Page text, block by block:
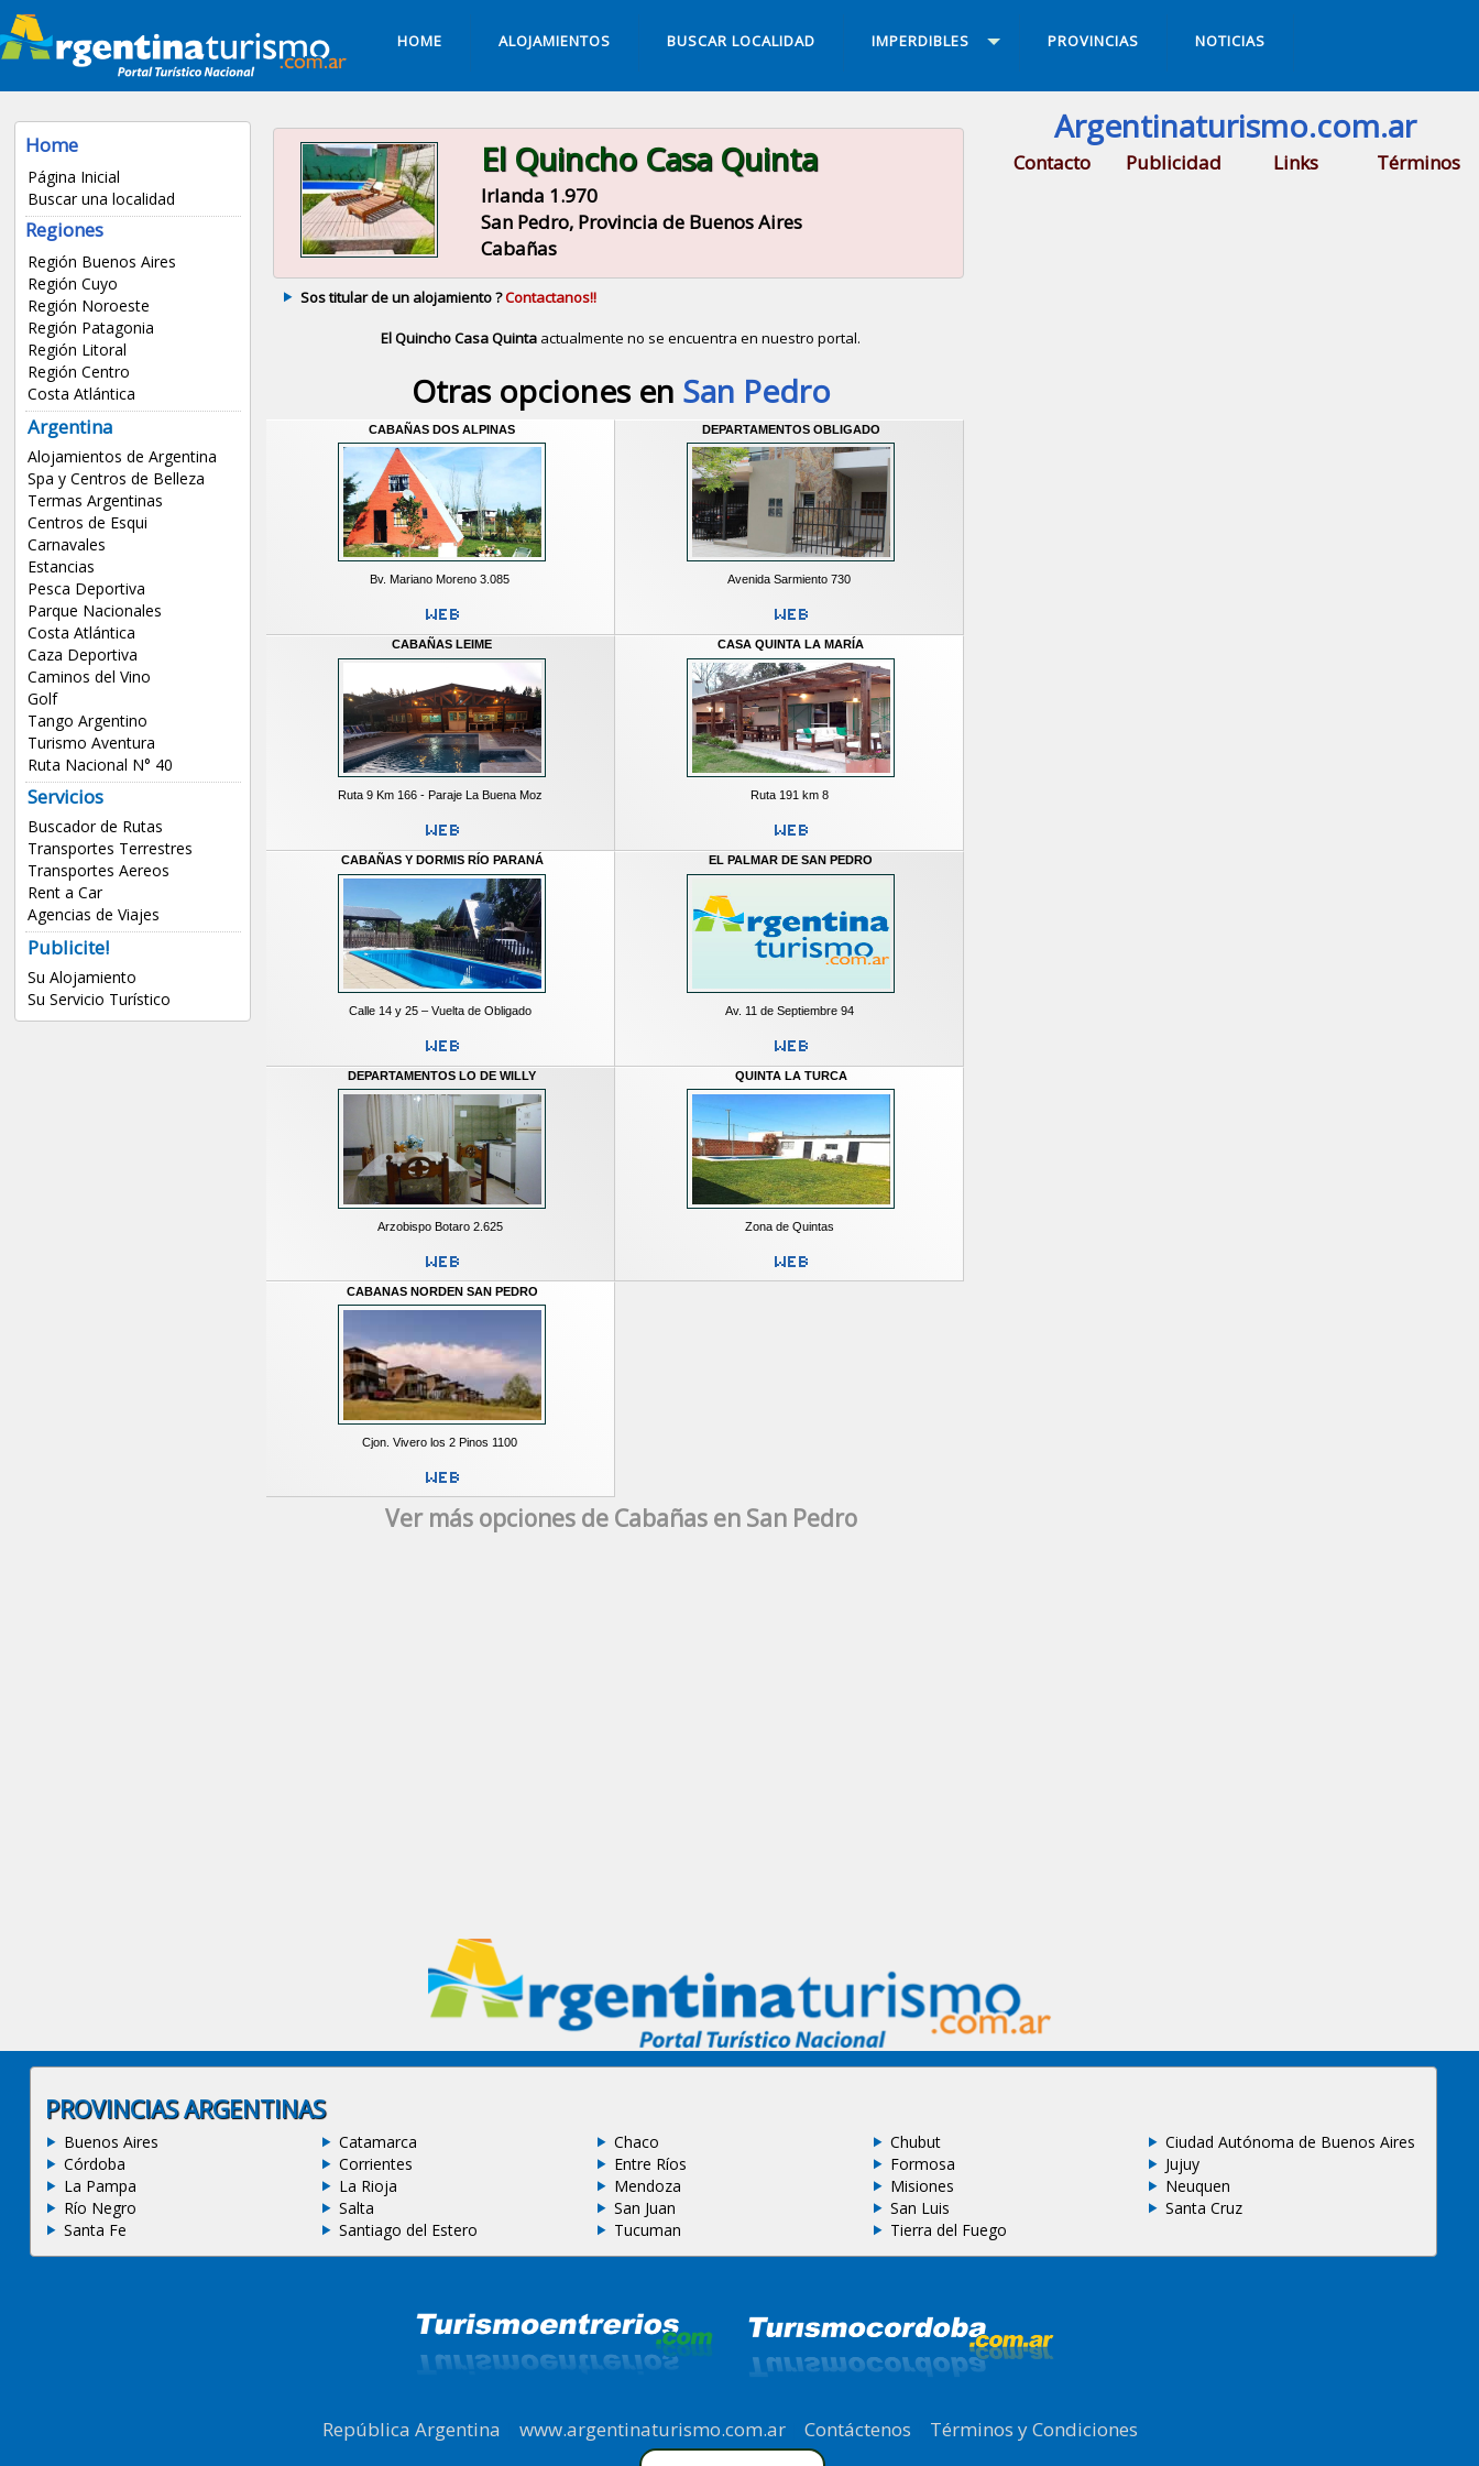
HOME ALOJAMIENTOS BUSCAR LOCALIDAD IMPERDIBLES PROVINCIAS NOTICIAS
Home
Página Inicial
Buscar una localidad
Regiones
Región Buenos Aires
Región Cuyo
Región Noroeste
Región Patagonia
Región Litoral
Región Centro
Costa Atlántica
Argentina
Alojamientos de Argentina
Spa y Centros de Belleza
Termas Argentinas
Centros de Esqui
Carnavales
Estancias
Pesca Deportiva
Parque Nacionales
Costa Atlántica
Caza Deportiva
Caminos del Vino
Golf
Tango Argentino
Turismo Aventura
Ruta Nacional N° 40
Servicios
Buscador de Rutas
Transportes Terrestres
Transportes Aereos
Rent a Car
Agencias de Viajes
Publicite!
Su Alojamiento
Su Servicio Turístico
El Quincho Casa Quinta
Irlanda 1.970
San Pedro, Provincia de Buenos Aires
Cabañas
Sos titular de un alojamiento ?Contactanos!!
El Quincho Casa Quinta actualmente no se encuentra en nuestro portal.
Otras opciones en San Pedro
CABAÑAS DOS ALPINAS
Bv. Mariano Moreno 3.085
DEPARTAMENTOS OBLIGADO
Avenida Sarmiento 730
CABAÑAS LEIME
Ruta 9 Km 166 - Paraje La Buena Moz
CASA QUINTA LA MARÍA
Ruta 191 km 8
CABAÑAS Y DORMIS RÍO PARANÁ
Calle 14 y 25 – Vuelta de Obligado
EL PALMAR DE SAN PEDRO
Av. 11 de Septiembre 94
DEPARTAMENTOS LO DE WILLY
Arzobispo Botaro 2.625
QUINTA LA TURCA
Zona de Quintas
CABANAS NORDEN SAN PEDRO
Cjon. Vivero los 2 Pinos 1100
Ver más opciones de Cabañas en San Pedro
Argentinaturismo.com.ar
Contacto Publicidad Links Términos
PROVINCIAS ARGENTINAS
Buenos Aires Catamarca Chaco Chubut
Ciudad Autónoma de Buenos Aires
Córdoba
Corrientes Entre Ríos Formosa
Jujuy
La Pampa
La Rioja Mendoza Misiones
Neuquen
Río Negro
Salta San Juan San Luis
Santa Cruz
Santa Fe
Santiago del Estero Tucuman Tierra del Fuego
República Argentina www.argentinaturismo.com.ar| Contáctenos Términos y Condiciones